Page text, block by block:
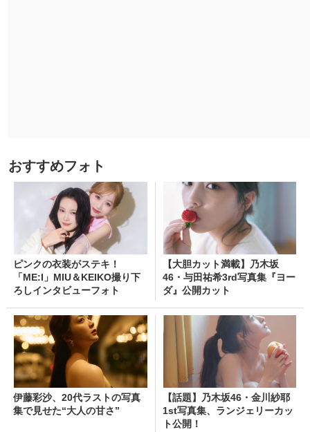
おすすめフォト
ピンクの衣装がステキ！
「ME:I」MIU＆KEIKO撮り下
ろしインタビューフォト
【大胆カット満載】乃木坂
46・与田祐希3rd写真集『ヨー
ダ』公開カット
伊藤彩沙、20代ラストの写真
集で見せた“大人の甘さ”
【話題】乃木坂46・金川紗耶
1st写真集、ランジェリーカッ
ト公開！